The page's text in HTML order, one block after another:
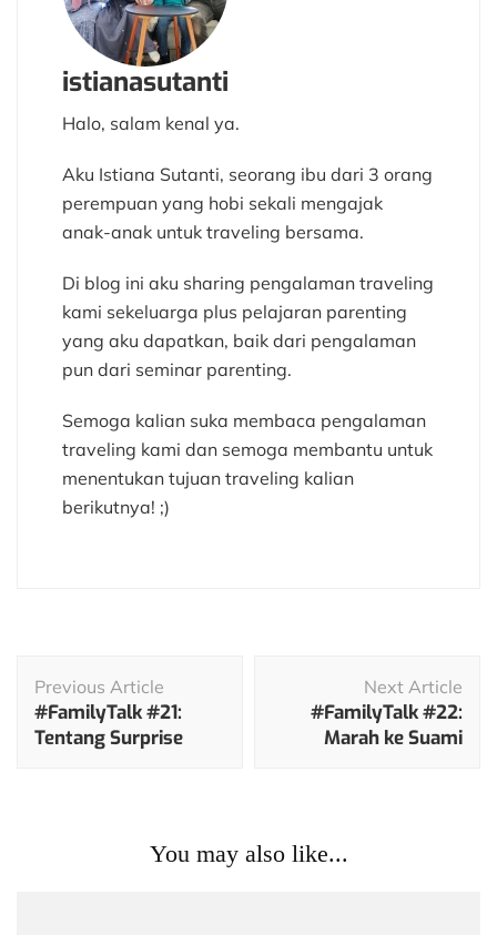
istianasutanti
Halo, salam kenal ya.
Aku Istiana Sutanti, seorang ibu dari 3 orang
perempuan yang hobi sekali mengajak
anak-anak untuk traveling bersama.
Di blog ini aku sharing pengalaman traveling
kami sekeluarga plus pelajaran parenting
yang aku dapatkan, baik dari pengalaman
pun dari seminar parenting.
Semoga kalian suka membaca pengalaman
traveling kami dan semoga membantu untuk
menentukan tujuan traveling kalian
berikutnya! ;)
Navigation
Previous Article
#FamilyTalk #21:
Tentang Surprise
Next Article
#FamilyTalk #22:
Marah ke Suami
You may also like...